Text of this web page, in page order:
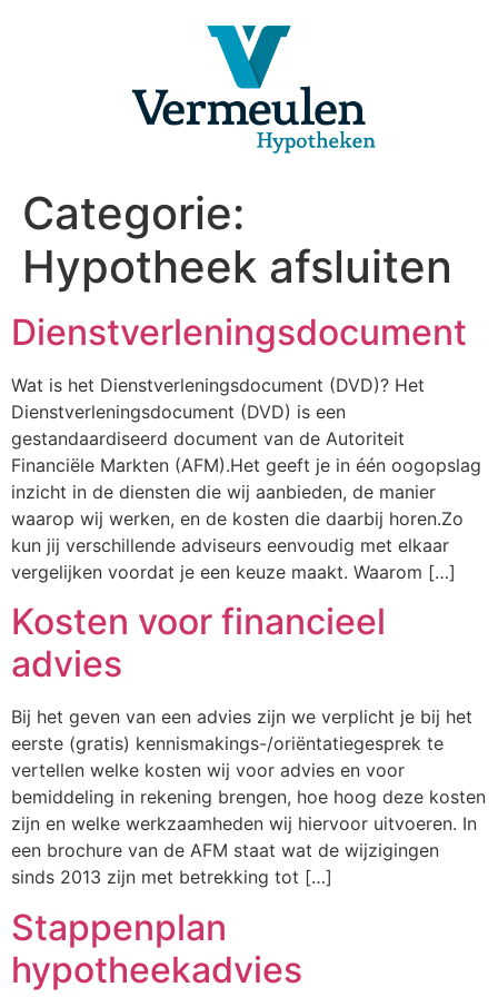
Categorie:
Hypotheek afsluiten
Dienstverleningsdocument
Wat is het Dienstverleningsdocument (DVD)? Het
Dienstverleningsdocument (DVD) is een
gestandaardiseerd document van de Autoriteit
Financiële Markten (AFM).Het geeft je in één oogopslag
inzicht in de diensten die wij aanbieden, de manier
waarop wij werken, en de kosten die daarbij horen.Zo
kun jij verschillende adviseurs eenvoudig met elkaar
vergelijken voordat je een keuze maakt. Waarom […]
Kosten voor financieel
advies
Bij het geven van een advies zijn we verplicht je bij het
eerste (gratis) kennismakings-/oriëntatiegesprek te
vertellen welke kosten wij voor advies en voor
bemiddeling in rekening brengen, hoe hoog deze kosten
zijn en welke werkzaamheden wij hiervoor uitvoeren. In
een brochure van de AFM staat wat de wijzigingen
sinds 2013 zijn met betrekking tot […]
Stappenplan
hypotheekadvies